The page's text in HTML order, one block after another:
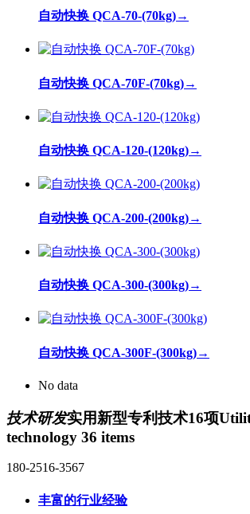
自动快换 QCA-70-(70kg)→
自动快换 QCA-70F-(70kg)→
自动快换 QCA-120-(120kg)→
自动快换 QCA-200-(200kg)→
自动快换 QCA-300-(300kg)→
自动快换 QCA-300F-(300kg)→
No data
技术研发实用新型专利技术16项
technology 36 items
180-2516-3567
丰富的行业经验